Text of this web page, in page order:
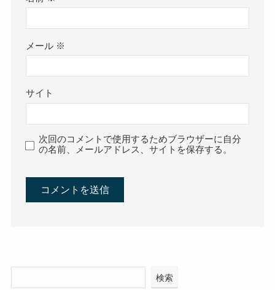
メール ※
サイト
次回のコメントで使用するためブラウザーに自分
の名前、メールアドレス、サイトを保存する。
検索